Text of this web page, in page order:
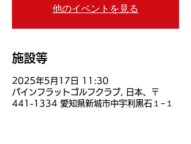
他のイベントを見る
施設等
2025年5月17日 11:30
パインフラットゴルフクラブ, 日本、〒
441-1334 愛知県新城市中宇利黒石１−１